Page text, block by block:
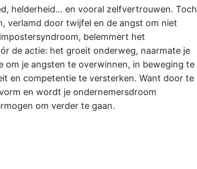
helderheid… en vooral zelfvertrouwen. Toch
verlamd door twijfel en de angst om niet
belemmert het
de actie: het groeit onderweg, naarmate je
je angsten te overwinnen, in beweging te
en competentie te versterken. Want door te
en wordt je ondernemersdroom
om verder te gaan.